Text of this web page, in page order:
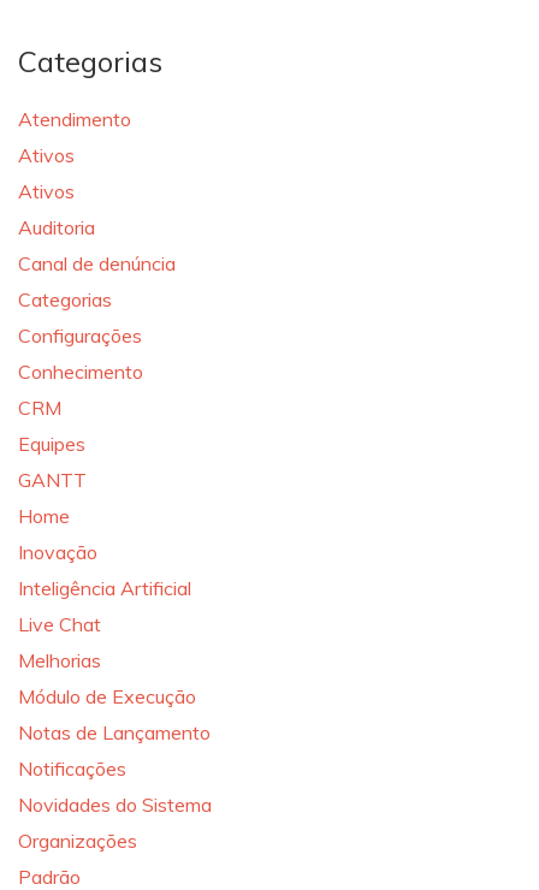
Categorias
Atendimento
Ativos
Ativos
Auditoria
Canal de denúncia
Categorias
Configurações
Conhecimento
CRM
Equipes
GANTT
Home
Inovação
Inteligência Artificial
Live Chat
Melhorias
Módulo de Execução
Notas de Lançamento
Notificações
Novidades do Sistema
Organizações
Padrão